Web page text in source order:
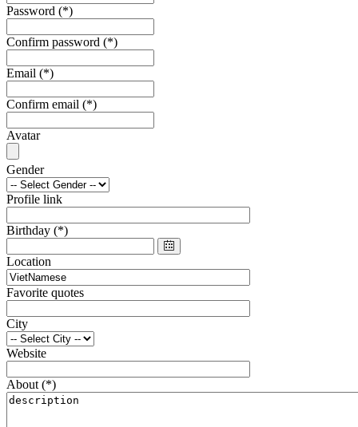
Password (*)
Confirm password (*)
Email (*)
Confirm email (*)
Avatar
Gender
Profile link
Birthday (*)
Location
Favorite quotes
City
Website
About (*)